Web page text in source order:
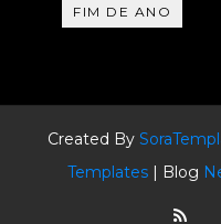
FIM DE ANO
Created By
Templates | Blog